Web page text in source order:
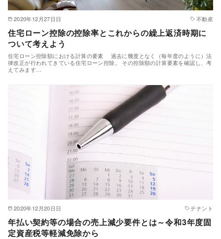
2020年12月27日日 不動産
住宅ローン控除の控除率とこれからの繰上返済時期に
ついて考えよう
住宅ローン控除額における計算の要素 過去に幾度となく（毎年度のように）法
律改正が行われてきている住宅ローン控除。 その控除額の計算要素を確認し、考
えてみます…
2020年12月20日日 テナント
年払い契約等の場合の売上減少要件とは～令和3年度固
定資産税等軽減免除から